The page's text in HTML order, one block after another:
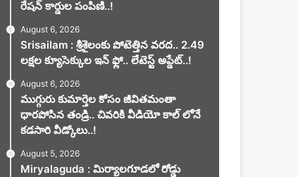
రేషన్ కార్డుల పంపిణి..!
August 6, 2026
Srisailam : శ్రీశైలంకు పోటెత్తిన వరద.. 2.49
లక్షల క్యూసెక్కుల ఇన్ ఫ్లో.. లేటెస్ట్ అప్డేట్..!
August 6, 2026
ముగ్గురు కుమార్తెల కోసం జీవితమంతా
ధారపోసిన తండ్రి.. చివరికి వీడియో కాల్ లోనే
కడసారి వీడ్కోలు..!
August 5, 2026
Miryalaguda : మిర్యాలగూడలో రోడ్డు